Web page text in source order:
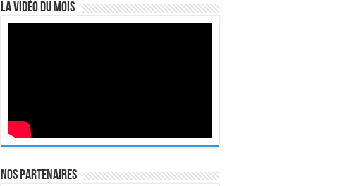
La vidéo du mois
Nos Partenaires